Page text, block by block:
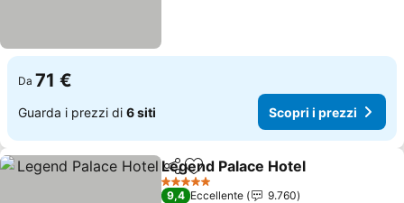
Da 71 €
Guarda i prezzi di 6 siti Scopri i prezzi
CondividiAggiungi ai preferiti
Legend Palace Hotel
5 Stelle
9,4 Eccellente
9.760